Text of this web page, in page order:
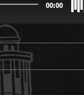
00:00